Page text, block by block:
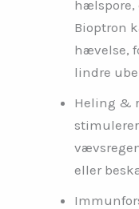
hælspore,
Bioptron
hævelse,
lindre
Heling &
eller